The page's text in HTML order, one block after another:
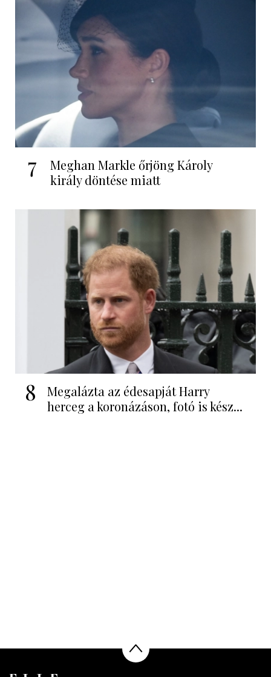
7
Meghan Markle őrjöng Károly
király döntése miatt
8
Megalázta az édesapját Harry
herceg a koronázáson, fotó is kész...